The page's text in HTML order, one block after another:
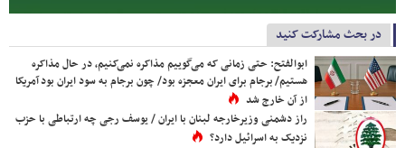
در بحث مشارکت کنید
ابوالفتح: حتی زمانی که می‌گوییم مذاکره نمی‌کنیم، در حال مذاکره
هستیم/ برجام برای ایران معجزه بود/ چون برجام به سود ایران بود آمریکا
از آن خارج شد
راز دشمنی وزیرخارجه لبنان با ایران / یوسف رجی چه ارتباطی با حزب
نزدیک به اسرائیل دارد؟